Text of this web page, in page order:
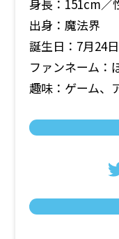
身長：151cm／
出身：魔法界
誕生日：7月24
ファンネーム：
趣味：ゲーム、